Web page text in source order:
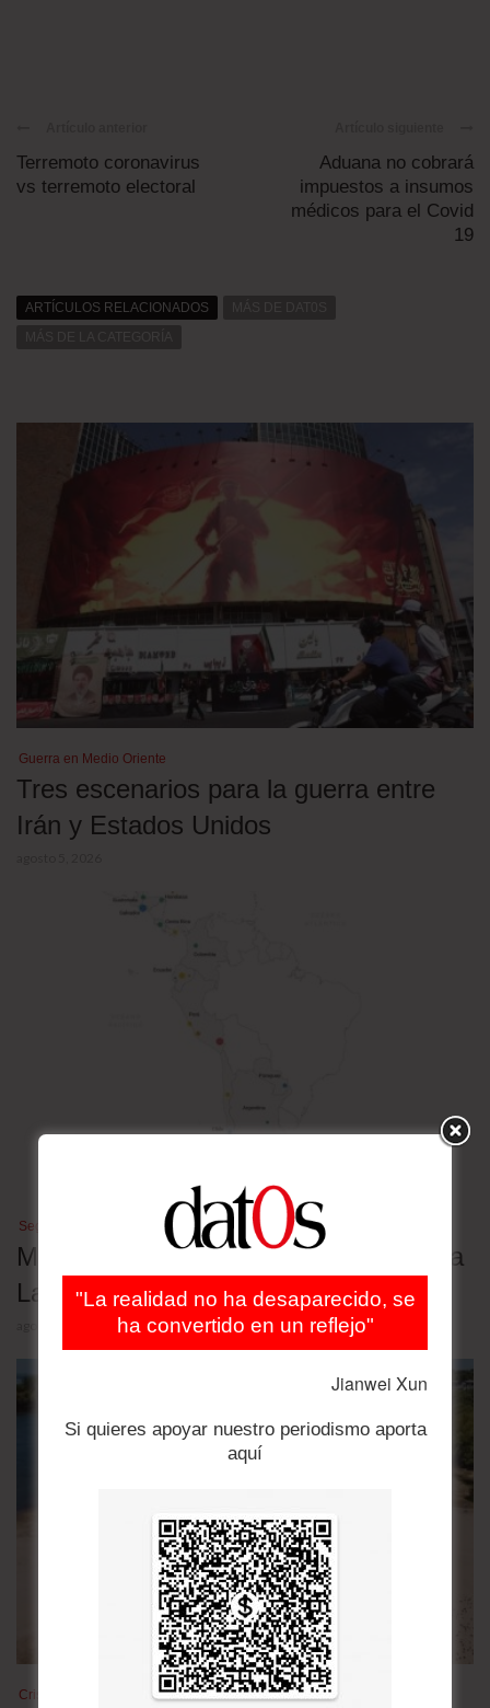
Terremoto coronavirus
vs terremoto electoral
Aduana no cobrará
impuestos a insumos
médicos para el Covid
19
ARTÍCULOS RELACIONADOS
Guerra en Medio Oriente
Tres escenarios para la guerra entre
Irán y Estados Unidos
Seguridad
Mapa de las megacárceles de América
Latina
Crisis climática
"La realidad no ha desaparecido, se
ha convertido en un reflejo"
Jianwei Xun
Si quieres apoyar nuestro periodismo aporta
aquí